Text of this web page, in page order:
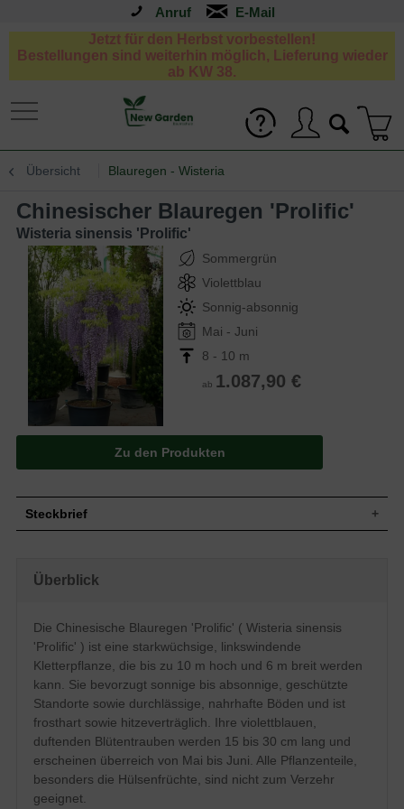
Anruf
Jetzt für den Herbst vorbestellen!
Bestellungen sind weiterhin möglich, Lieferung wieder
ab KW 38.
Übersicht Blauregen - Wisteria
Chinesischer Blauregen 'Prolific'
Wisteria sinensis 'Prolific'
Sommergrün
Violettblau
Sonnig-absonnig
Mai - Juni
8 - 10 m
ab 1.087,90 €
Zu den Produkten
Steckbrief
Blatt
Sommergrün, elliptisch bis eilänglich,
unpaarig gefiedert, anfangs behaart,
später kahl, am Ende zugespitzt, hellgrün,
Herbstfärbung gelb, bis zu 7 cm lang
Frucht
Grüne Hülsenfrucht, länglich, bohnenartig,
nicht zum Verzehr geeignet
Blüte
Violettblaue Blüten in Trauben, 15 bis 30
cm lang, duftend
Blütezeit
Mai bis Juni
Rinde
Braungrau, glatt
Wurzeln
Überblick
Die Chinesische Blauregen 'Prolific' ( Wisteria sinensis
'Prolific' ) ist eine starkwüchsige, linkswindende
Kletterpflanze, die bis zu 10 m hoch und 6 m breit werden
kann. Sie bevorzugt sonnige bis absonnige, geschützte
Standorte sowie durchlässige, nahrhafte Böden und ist
frosthart sowie hitzeverträglich. Ihre violettblauen,
duftenden Blütentrauben werden 15 bis 30 cm lang und
erscheinen überreich von Mai bis Juni. Alle Pflanzenteile,
besonders die Hülsenfrüchte, sind nicht zum Verzehr
geeignet.